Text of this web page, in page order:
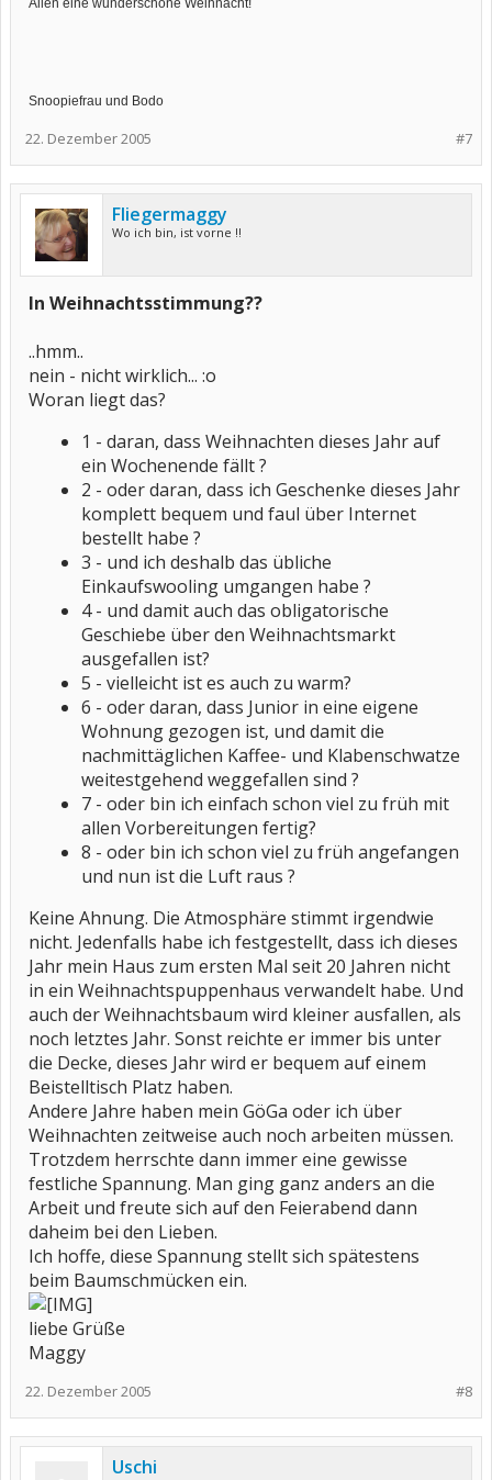
Allen eine wunderschöne Weihnacht!
Snoopiefrau und Bodo
#7
22. Dezember 2005
Fliegermaggy
Wo ich bin, ist vorne !!
In Weihnachtsstimmung??
..hmm..
nein - nicht wirklich... :o
Woran liegt das?
1 - daran, dass Weihnachten dieses Jahr auf
ein Wochenende fällt ?
2 - oder daran, dass ich Geschenke dieses Jahr
komplett bequem und faul über Internet
bestellt habe ?
3 - und ich deshalb das übliche
Einkaufswooling umgangen habe ?
4 - und damit auch das obligatorische
Geschiebe über den Weihnachtsmarkt
ausgefallen ist?
5 - vielleicht ist es auch zu warm?
6 - oder daran, dass Junior in eine eigene
Wohnung gezogen ist, und damit die
nachmittäglichen Kaffee- und Klabenschwatze
weitestgehend weggefallen sind ?
7 - oder bin ich einfach schon viel zu früh mit
allen Vorbereitungen fertig?
8 - oder bin ich schon viel zu früh angefangen
und nun ist die Luft raus ?
Keine Ahnung. Die Atmosphäre stimmt irgendwie
nicht. Jedenfalls habe ich festgestellt, dass ich dieses
Jahr mein Haus zum ersten Mal seit 20 Jahren nicht
in ein Weihnachtspuppenhaus verwandelt habe. Und
auch der Weihnachtsbaum wird kleiner ausfallen, als
noch letztes Jahr. Sonst reichte er immer bis unter
die Decke, dieses Jahr wird er bequem auf einem
Beistelltisch Platz haben.
Andere Jahre haben mein GöGa oder ich über
Weihnachten zeitweise auch noch arbeiten müssen.
Trotzdem herrschte dann immer eine gewisse
festliche Spannung. Man ging ganz anders an die
Arbeit und freute sich auf den Feierabend dann
daheim bei den Lieben.
Ich hoffe, diese Spannung stellt sich spätestens
beim Baumschmücken ein.
liebe Grüße
Maggy
#8
22. Dezember 2005
Uschi